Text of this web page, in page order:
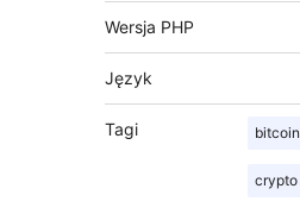
Wersja PHP
Język
Tagi bitcoin
crypto